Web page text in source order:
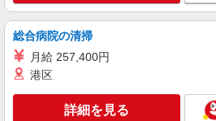
制手当／住宅手当（
途支給）※試用期間
当の種類はエリアに
時にお尋ねください。 ＼入社３大特典キャンペー
正社員
LOUNIE（ルーニィ）新宿店
【店長候補募集】接
未経験：月給
（店長候補）：月給
総合病院の清掃
月給 257,400円
港区
詳細を見る